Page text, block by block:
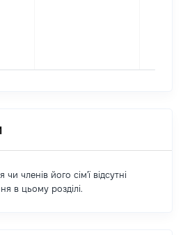
членів його сім'ї відсутні
в цьому розділі.